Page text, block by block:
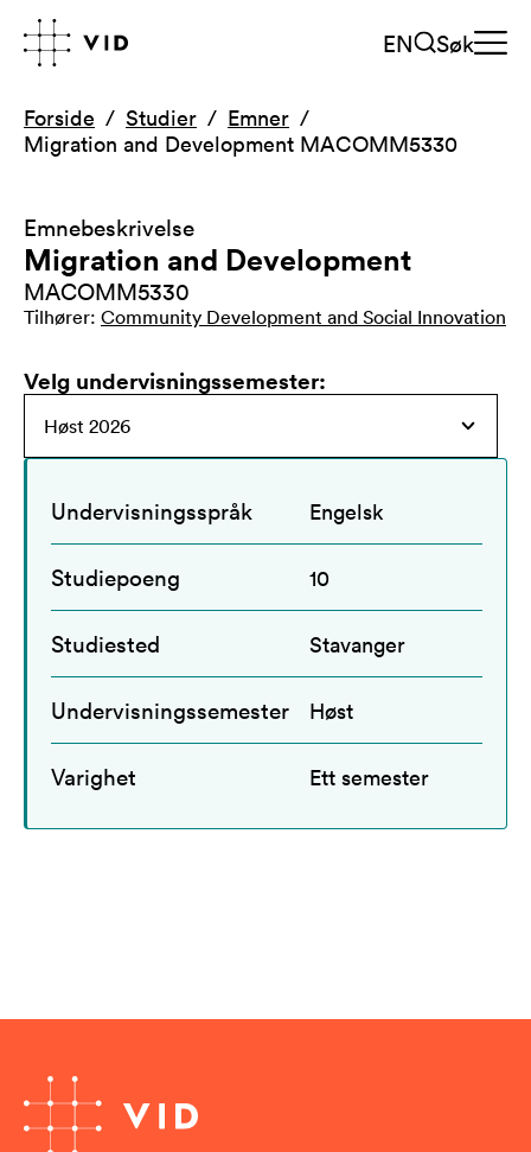
EN Søk
Forside Studier
Emner
Migration and Development MACOMM5330
Emnebeskrivelse
Migration and Development
MACOMM5330
Tilhører: Community Development and Social Innovation
Velg undervisningssemester:
Undervisningsspråk Engelsk
Studiepoeng 10
Studiested Stavanger
Undervisningssemester Høst
Varighet Ett semester